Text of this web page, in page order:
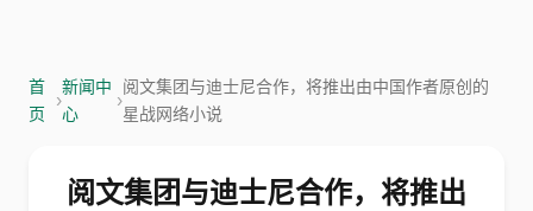
首
页
›
新闻中
心
›
阅文集团与迪士尼合作，将推出由中国作者原创的
星战网络小说
阅文集团与迪士尼合作，将推出